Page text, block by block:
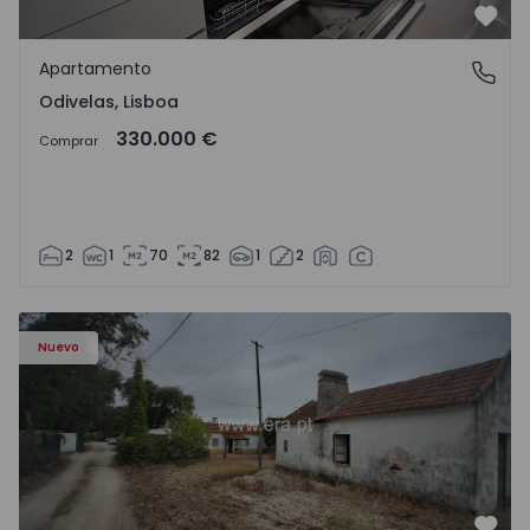
Odivelas, Lisboa
Apartamento
Odivelas, Lisboa
Comprar 330.000 €
2 1 70 82 1 2
Nuevo
Apartamento T3 Salvaterra de Magos, Marinhais -